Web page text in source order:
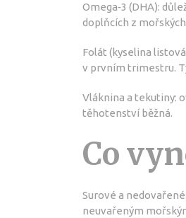
Omega‑3 (DHA):
doplňcích z
Folát (kyselina
v prvním trimestru.
Vláknina a tekutiny:
těhotenství běžná.
Co
Surové a
neuvařeným